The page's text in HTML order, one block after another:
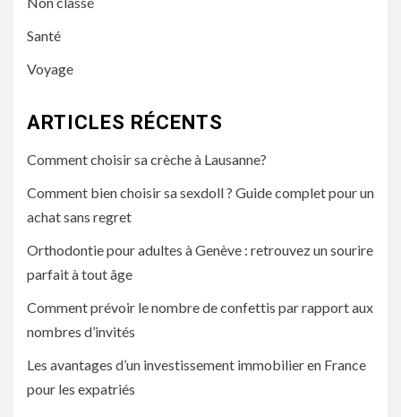
Santé
Voyage
ARTICLES RÉCENTS
Comment choisir sa crèche à Lausanne?
Comment bien choisir sa sexdoll ? Guide complet pour un
achat sans regret
Orthodontie pour adultes à Genève : retrouvez un sourire
parfait à tout âge
Comment prévoir le nombre de confettis par rapport aux
nombres d’invités
Les avantages d’un investissement immobilier en France
pour les expatriés